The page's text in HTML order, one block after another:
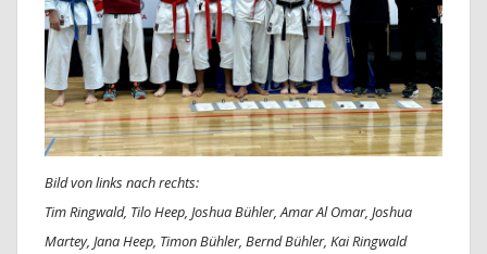
Bild von links nach rechts:
Tim Ringwald, Tilo Heep, Joshua Bühler, Amar Al Omar, Joshua
Martey, Jana Heep, Timon Bühler, Bernd Bühler, Kai Ringwald